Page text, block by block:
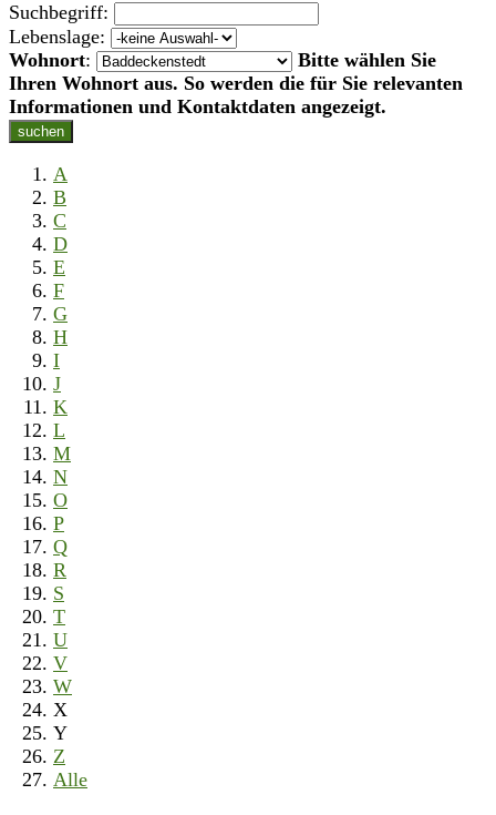
Suchbegriff:
Lebenslage:
Wohnort:
Bitte wählen Sie
Ihren Wohnort aus. So werden die für Sie relevanten
Informationen und Kontaktdaten angezeigt.
suchen
A
B
C
D
E
F
G
H
I
J
K
L
M
N
O
P
Q
R
S
T
U
V
W
X
Y
Z
Alle